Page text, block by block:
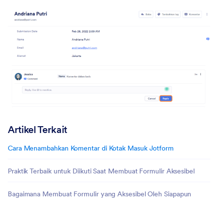
Artikel Terkait
Cara Menambahkan Komentar di Kotak Masuk Jotform
Praktik Terbaik untuk Diikuti Saat Membuat Formulir Aksesibel
Bagaimana Membuat Formulir yang Aksesibel Oleh Siapapun